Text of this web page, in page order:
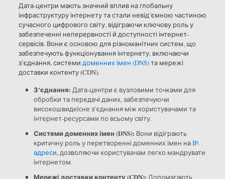
Дата-центри мають значний вплив на глобальну
інфраструктуру інтернету та стали невід’ємною частиною
сучасного цифрового світу, відіграючи ключову роль у
забезпеченні неперервності й доступності інтернет-
сервісів. Вони є основою для різноманітних систем, що
забезпечують функціонування інтернету, включаючи
з’єднання, системи доменних імен (DNS)та мережі
доставки контенту (CDN).
З’єднання: Дата-центри є вузловими точками для
обробки та передачі даних, забезпечуючи
високошвидкісне з’єднання між користувачами та
інтернет-ресурсами по всьому світу.
Системи доменних імен (DNS): Вони відіграють
критичну роль у перетворенні доменних імен наIP-
адреси, дозволяючи користувачам легко мандрувати
інтернетом.
Мережі доставки контенту (CDN): Допомагають